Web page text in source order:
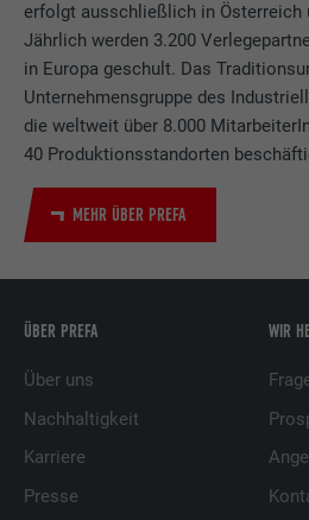
erfolgt ausschließlich in Österreich
Jährlich werden 3.200
in Europa geschult. Das
Unternehmensgruppe des
die weltweit über 8.000
40 Produktionsstandorten
MEHR ÜBER PREFA
ÜBER PREFA
Über uns
Nachhaltigkeit
Karriere
Presse
WIR